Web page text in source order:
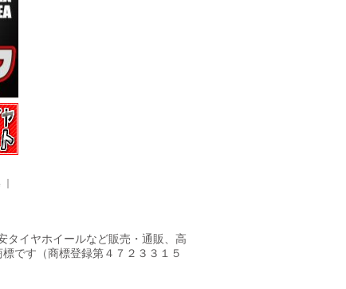
タイヤホイールなど販売・通販、高
です（商標登録第４７２３３１５